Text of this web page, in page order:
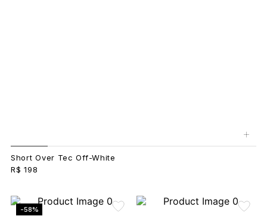
+
Short Over Tec Off-White
R$ 198
-58%